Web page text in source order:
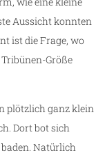
Aussicht konnten
ist die Frage, wo
Größe
plötzlich ganz klein
Dort bot sich
Natürlich